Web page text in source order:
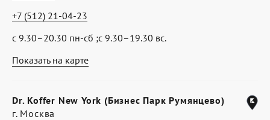
Показать на карте
с 9.30–20.30 пн-сб ;с 9.30–19.30 вс.
+7 (512) 21-04-23
Dr. Koffer New York (Бизнес Парк Румянцево)
г. Москва